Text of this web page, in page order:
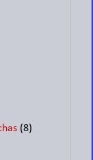
(8)